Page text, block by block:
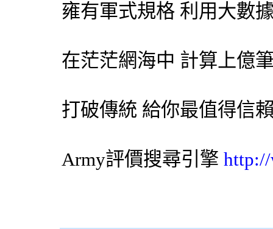
雍有軍式規格 利用大數
在茫茫網海中 計算上億
打破傳統 給你最值得信
Army評價搜尋引擎